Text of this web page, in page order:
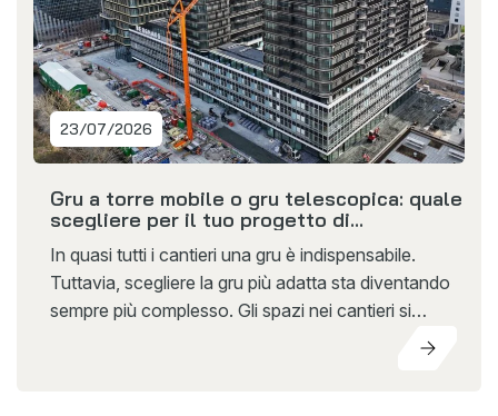
23/07/2026
Gru a torre mobile o gru telescopica: quale
scegliere per il tuo progetto di
In quasi tutti i cantieri una gru è indispensabile.
Tuttavia, scegliere la gru più adatta sta diventando
sempre più complesso. Gli spazi nei cantieri si